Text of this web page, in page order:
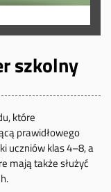
szkolny
które
prawidłowego
uczniów klas 4–8, a
mają także służyć